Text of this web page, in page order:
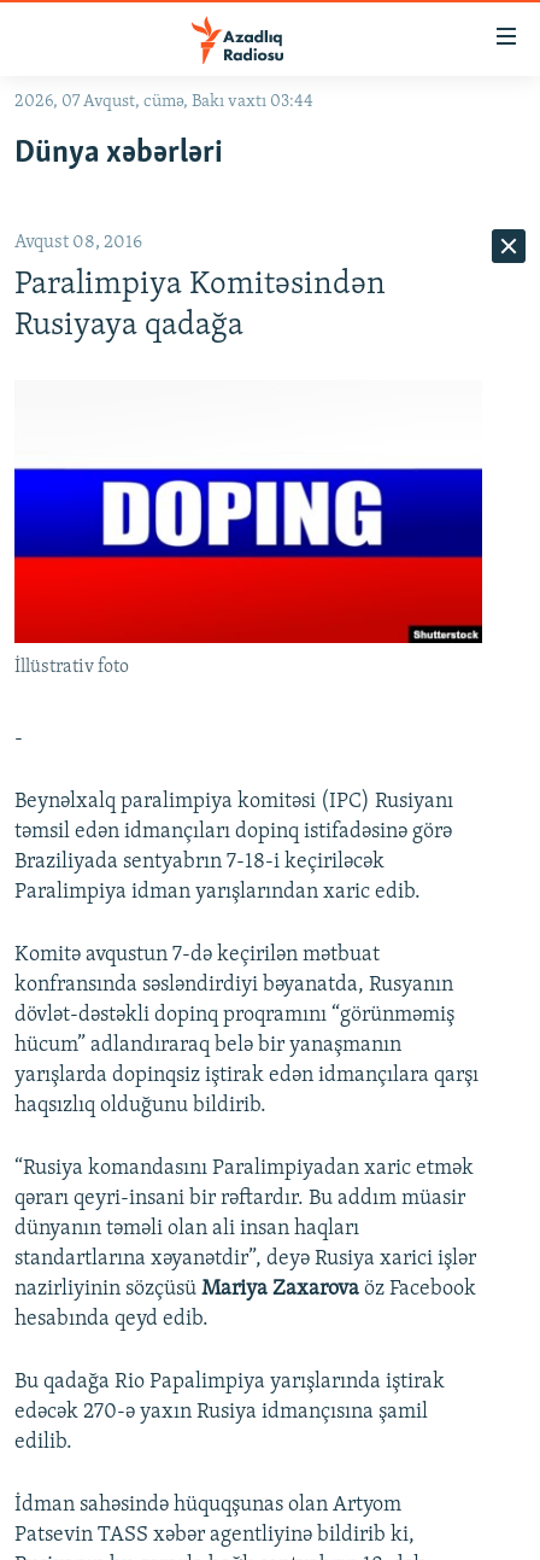
Əsas
qayıt
qayıt
Axtarışa
keç
#İZAHLA
#ƏSLINDƏ
FƏRQƏ BAX
QANUNI DOĞRU
VIDEO
İNFOQRAFIKA
RADIO ARXIV
AZƏRBAYCAN ƏDƏBIYYATI KITABXANASI
MISSIYAMIZ
2026, 07 Avqust, cümə, Bakı vaxtı 03:44
Dünya xəbərləri
Avqust 08, 2016
Paralimpiya Komitəsindən
Rusiyaya qadağa
İllüstrativ foto
-
Beynəlxalq paralimpiya komitəsi (IPC) Rusiyanı
təmsil edən idmançıları dopinq istifadəsinə görə
Braziliyada sentyabrın 7-18-i keçiriləcək
Paralimpiya idman yarışlarından xaric edib.
Komitə avqustun 7-də keçirilən mətbuat
konfransında səsləndirdiyi bəyanatda, Rusyanın
dövlət-dəstəkli dopinq proqramını “görünməmiş
hücum” adlandıraraq belə bir yanaşmanın
yarışlarda dopinqsiz iştirak edən idmançılara qarşı
haqsızlıq olduğunu bildirib.
“Rusiya komandasını Paralimpiyadan xaric etmək
qərarı qeyri-insani bir rəftardır. Bu addım müasir
dünyanın təməli olan ali insan haqları
standartlarına xəyanətdir”, deyə Rusiya xarici işlər
nazirliyinin sözçüsü Mariya Zaxarova öz Facebook
hesabında qeyd edib.
Bu qadağa Rio Papalimpiya yarışlarında iştirak
edəcək 270-ə yaxın Rusiya idmançısına şamil
edilib.
İdman sahəsində hüquqşunas olan Artyom
Patsevin TASS xəbər agentliyinə bildirib ki,